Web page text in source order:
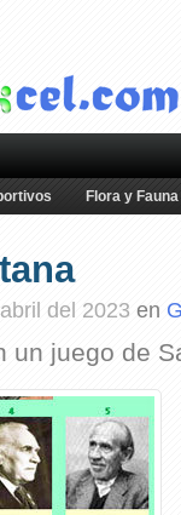
Flora y Fauna
del 2023 en
un juego de